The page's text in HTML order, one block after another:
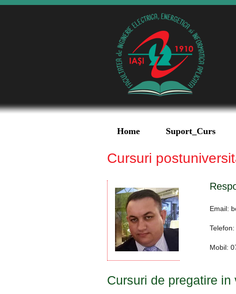
Home Suport_Curs
Cursuri
Email:
Mobil:
Cursuri de pregatire